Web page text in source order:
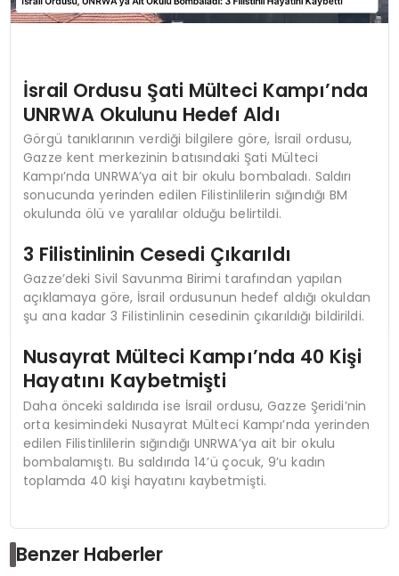
İsrail Ordusu Şati Mülteci Kampı’nda
UNRWA Okulunu Hedef Aldı
Görgü tanıklarının verdiği bilgilere göre, İsrail ordusu,
Gazze kent merkezinin batısındaki Şati Mülteci
Kampı’nda UNRWA’ya ait bir okulu bombaladı. Saldırı
sonucunda yerinden edilen Filistinlilerin sığındığı BM
okulunda ölü ve yaralılar olduğu belirtildi.
3 Filistinlinin Cesedi Çıkarıldı
Gazze’deki Sivil Savunma Birimi tarafından yapılan
açıklamaya göre, İsrail ordusunun hedef aldığı okuldan
şu ana kadar 3 Filistinlinin cesedinin çıkarıldığı bildirildi.
Nusayrat Mülteci Kampı’nda 40 Kişi
Hayatını Kaybetmişti
Daha önceki saldırıda ise İsrail ordusu, Gazze Şeridi’nin
orta kesimindeki Nusayrat Mülteci Kampı’nda yerinden
edilen Filistinlilerin sığındığı UNRWA’ya ait bir okulu
bombalamıştı. Bu saldırıda 14’ü çocuk, 9’u kadın
toplamda 40 kişi hayatını kaybetmişti.
Benzer Haberler